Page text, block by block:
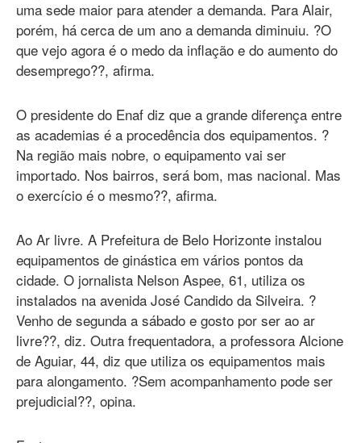
uma sede maior para atender a demanda. Para Alair,
porém, há cerca de um ano a demanda diminuiu. ?O
que vejo agora é o medo da inflação e do aumento do
desemprego??, afirma.
O presidente do Enaf diz que a grande diferença entre
as academias é a procedência dos equipamentos. ?
Na região mais nobre, o equipamento vai ser
importado. Nos bairros, será bom, mas nacional. Mas
o exercício é o mesmo??, afirma.
Ao Ar livre. A Prefeitura de Belo Horizonte instalou
equipamentos de ginástica em vários pontos da
cidade. O jornalista Nelson Aspee, 61, utiliza os
instalados na avenida José Candido da Silveira. ?
Venho de segunda a sábado e gosto por ser ao ar
livre??, diz. Outra frequentadora, a professora Alcione
de Aguiar, 44, diz que utiliza os equipamentos mais
para alongamento. ?Sem acompanhamento pode ser
prejudicial??, opina.